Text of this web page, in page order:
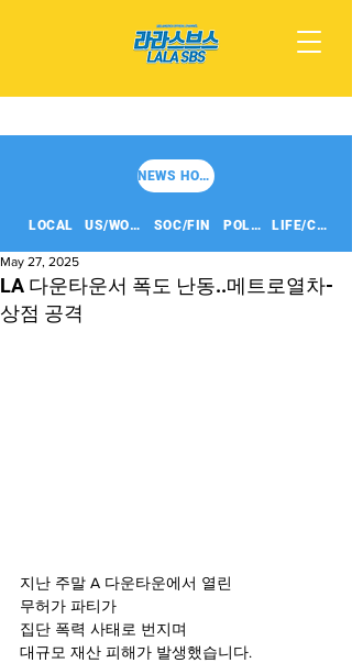
NEWS HOME
LOCAL US/WORLD SOC/FIN POLITICS LIFE/CULT
LA 다운타운서 폭도 난동..메트로열차-
상점 공격
May 27, 2025
지난 주말 A 다운타운에서 열린
무허가 파티가
집단 폭력 사태로 번지며
대규모 재산 피해가 발생했습니다.